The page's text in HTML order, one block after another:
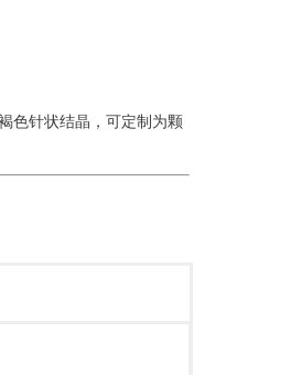
色针状结晶，可定制为颗